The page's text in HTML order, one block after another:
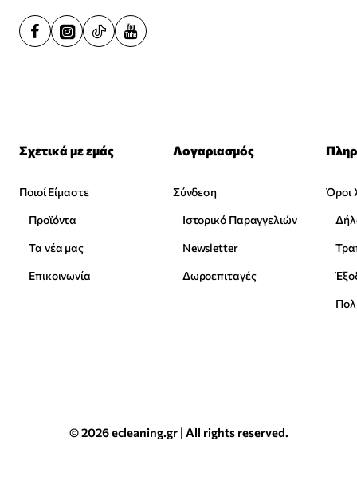
Σχετικά με εμάς
Ποιοί Είμαστε
Προϊόντα
Τα νέα μας
Επικοινωνία
Λογαριασμός
Σύνδεση
Ιστορικό Παραγγελιών
Newsletter
Δωροεπιταγές
Όροι
© 2026 ecleaning.gr | All rights reserved.